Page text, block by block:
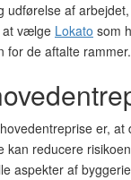
af
at vælge Lokato som
for de aftalte rammer.
er,
kan reducere
aspekter af